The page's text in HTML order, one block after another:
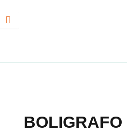
BOLIGRAFO